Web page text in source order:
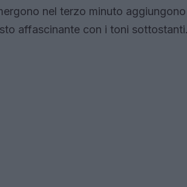
nel terzo minuto
affascinante con i toni sottostanti.